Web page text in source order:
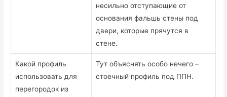
несильно отступающие от
основания фальшь стены под
двери, которые прячутся в
стене.
Какой профиль
использовать для
перегородок из
Тут объяснять особо нечего –
стоечный профиль под ППН.